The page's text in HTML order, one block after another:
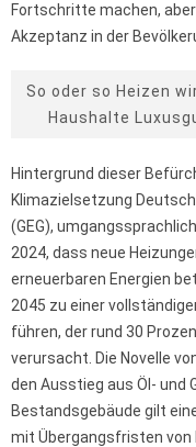
Fortschritte machen,
Akzeptanz in der
So oder so Heizen
Haushalte
Hintergrund dieser
Klimazielsetzung
(GEG),
2024, dass neue
erneuerbaren Energien
2045 zu einer
führen, der rund 30
verursacht. Die Novelle
den Ausstieg aus Öl- und
Bestandsgebäude gilt
mit Übergangsfristen von